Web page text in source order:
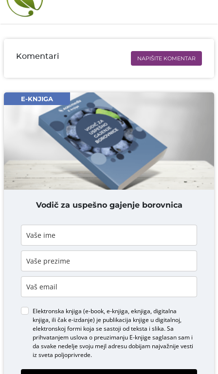
Komentari NAPIŠITE KOMENTAR
Email* obavezno
Komentar* obavezno
DODAJ KOMENTAR
E-KNJIGA
Vodič za uspešno gajenje borovnica
Elektronska knjiga (e-book, e-knjiga, eknjiga, digitalna
knjiga, ili čak e-izdanje) je publikacija knjige u digitalnoj,
elektronskoj formi koja se sastoji od teksta i slika. Sa
prihvatanjem uslova o preuzimanju E-knjigesaglasan sam i
da svake nedelje svoju mejl adresu dobijam najvažnije vesti
iz sveta poljoprivrede.